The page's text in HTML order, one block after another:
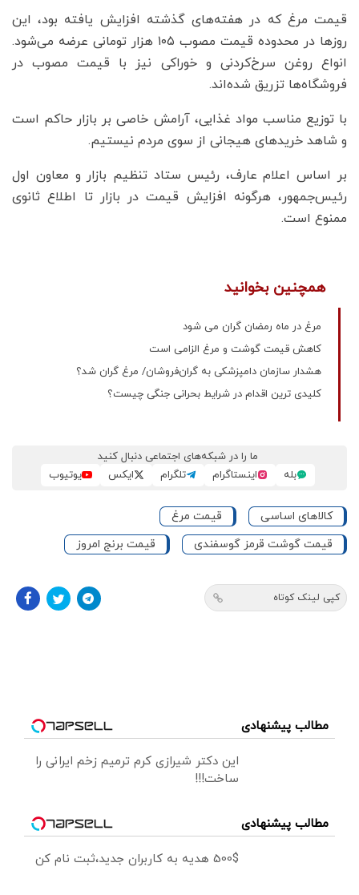
قیمت مرغ که در هفته‌های گذشته افزایش یافته بود، این
روزها در محدوده قیمت مصوب ۱۰۵ هزار تومانی عرضه می‌شود.
انواع روغن سرخ‌کردنی و خوراکی نیز با قیمت مصوب در
فروشگاه‌ها تزریق شده‌اند.
با توزیع مناسب مواد غذایی، آرامش خاصی بر بازار حاکم است
و شاهد خریدهای هیجانی از سوی مردم نیستیم.
بر اساس اعلام عارف، رئیس ستاد تنظیم بازار و معاون اول
رئیس‌جمهور، هرگونه افزایش قیمت در بازار تا اطلاع ثانوی
ممنوع است.
همچنین بخوانید
مرغ در ماه رمضان گران می شود
کاهش قیمت گوشت و مرغ الزامی است
هشدار سازمان دامپزشکی به گران‌فروشان/ مرغ گران شد؟
کلیدی ترین اقدام در شرایط بحرانی جنگی چیست؟
ما را در شبکه‌های اجتماعی دنبال کنید
بله
اینستاگرام تلگرام ایکس یوتیوب
کالاهای اساسی
قیمت مرغ
قیمت گوشت قرمز گوسفندی
قیمت برنج امروز
کپی لینک کوتاه
مطالب پیشنهادی
این دکتر شیرازی کرم ترمیم زخم ایرانی را
ساخت!!!
مطالب پیشنهادی
500$ هدیه به کاربران جدید،ثبت نام کن